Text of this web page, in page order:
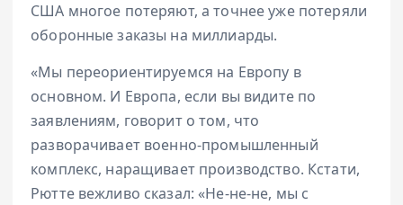
США многое потеряют, а точнее уже потеряли
оборонные заказы на миллиарды.
«Мы переориентируемся на Европу в
основном. И Европа, если вы видите по
заявлениям, говорит о том, что
разворачивает военно-промышленный
комплекс, наращивает производство. Кстати,
Рютте вежливо сказал: «Не-не-не, мы с